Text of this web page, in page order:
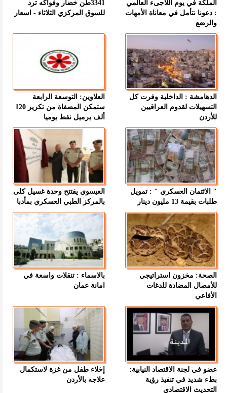
الملكة في يوم اللاجىء العالمي
: دعونا نتأمل في معاناة الأمهات
والرضع
3341طن خضار وفواكه ترد
للسوق المركزي الثلاثاء - اسعار
الدهامشة : الداخلية وفرت كل
التسهيلات لقدوم العراقيين
للأردن
العلاوين: التوسعة الرابعة
ستمكن المصفاة من تكرير 120
ألف برميل نفط يوميا
" الائتمان العسكري " : تمويل
طلبات بقيمة 13 مليون دينار
العيسوي يفتتح وحدة غسيل كلى
بالمركز الطبي العسكري بمأدبا
الصحة: مخزون استراتيجي
للأمصال المضادة للدغات
الأفاعي
بالاسماء : تنقلات واسعة في
امانة عمان
عضو في لجنة الاقتصاد النيابية:
بطء شديد في تنفيذ رؤية
التحديث الاقتصادي
إخلاء طفل من غزة لاستكمال
علاجه بالأردن